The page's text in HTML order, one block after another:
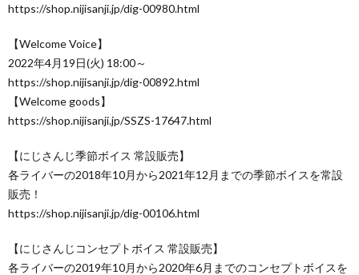
https://shop.nijisanji.jp/dig-00980.html
【Welcome Voice】
2022年4月19日(火) 18:00～
https://shop.nijisanji.jp/dig-00892.html
【Welcome goods】
https://shop.nijisanji.jp/SSZS-17647.html
【にじさんじ季節ボイス 常設販売】
各ライバーの2018年10月から2021年12月までの季節ボイスを常設
販売！
https://shop.nijisanji.jp/dig-00106.html
【にじさんじコンセプトボイス 常設販売】
各ライバーの2019年10月から2020年6月までのコンセプトボイスを